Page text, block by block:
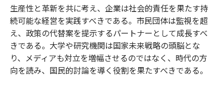
生産性と革新を共に考え、企業は社会的責任を果たす持
続可能な経営を実践すべきである。市民団体は監視を超
え、政策の代替案を提示するパートナーとして成長すべ
きである。大学や研究機関は国家未来戦略の頭脳とな
り、メディアも対立を増幅させるのではなく、時代の方
向を読み、国民的討論を導く役割を果たすべきである。